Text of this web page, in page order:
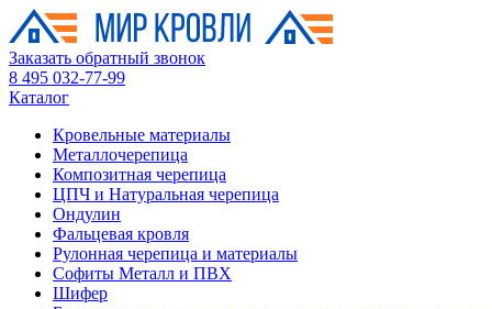
Заказать обратный звонок
8 495 032-77-99
Каталог
Кровельные материалы
Металлочерепица
Композитная черепица
ЦПЧ и Натуральная черепица
Ондулин
Фальцевая кровля
Рулонная черепица и материалы
Софиты Металл и ПВХ
Шифер